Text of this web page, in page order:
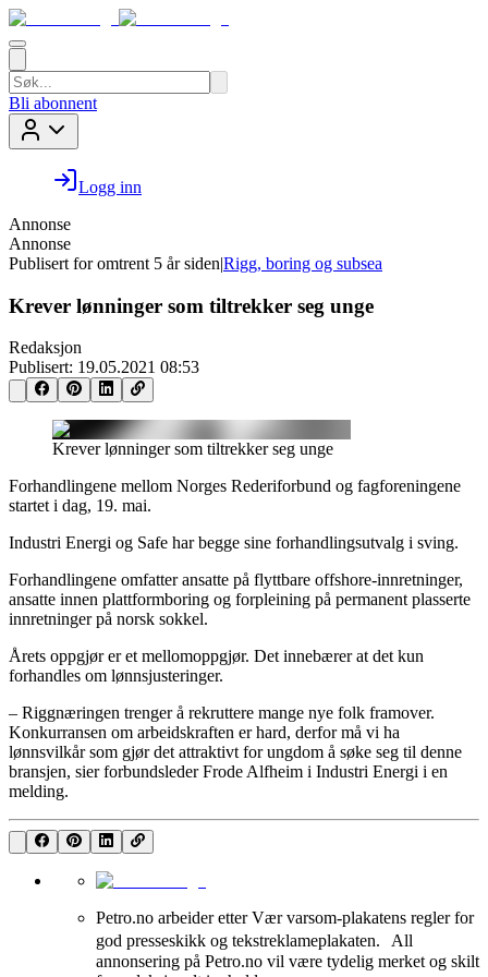
Bli abonnent
Logg inn
Annonse
Annonse
Publisert for omtrent 5 år siden|Rigg, boring og subsea
Krever lønninger som tiltrekker seg unge
Redaksjon
Publisert: 19.05.2021 08:53
Krever lønninger som tiltrekker seg unge
Forhandlingene mellom Norges Rederiforbund og fagforeningene
startet i dag, 19. mai.
Industri Energi og Safe har begge sine forhandlingsutvalg i sving.
Forhandlingene omfatter ansatte på flyttbare offshore-innretninger,
ansatte innen plattformboring og forpleining på permanent plasserte
innretninger på norsk sokkel.
Årets oppgjør er et mellomoppgjør. Det innebærer at det kun
forhandles om lønnsjusteringer.
– Riggnæringen trenger å rekruttere mange nye folk framover.
Konkurransen om arbeidskraften er hard, derfor må vi ha
lønnsvilkår som gjør det attraktivt for ungdom å søke seg til denne
bransjen, sier forbundsleder Frode Alfheim i Industri Energi i en
melding.
Petro.no arbeider etter Vær varsom-plakatens regler for
god presseskikk og tekstreklameplakaten. All
annonsering på Petro.no vil være tydelig merket og skilt